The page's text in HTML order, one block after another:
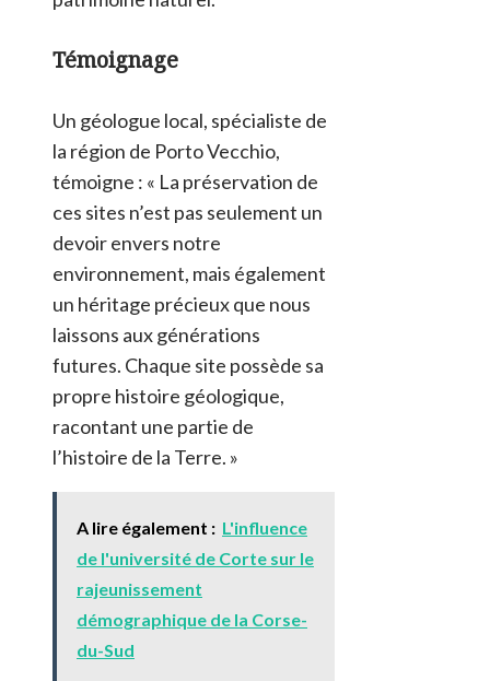
Témoignage
Un géologue local, spécialiste de
la région de Porto Vecchio,
témoigne : « La préservation de
ces sites n’est pas seulement un
devoir envers notre
environnement, mais également
un héritage précieux que nous
laissons aux générations
futures. Chaque site possède sa
propre histoire géologique,
racontant une partie de
l’histoire de la Terre. »
A lire également : L'influence
de l'université de Corte sur le
rajeunissement
démographique de la Corse-
du-Sud